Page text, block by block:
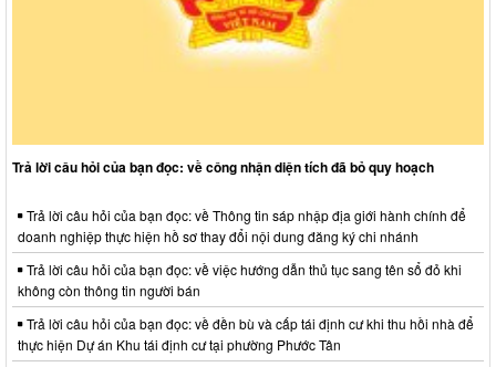
Trả lời câu hỏi của bạn đọc: về công nhận diện tích đã bỏ quy hoạch
Trả lời câu hỏi của bạn đọc: về Thông tin sáp nhập địa giới hành chính để
doanh nghiệp thực hiện hồ sơ thay đổi nội dung đăng ký chi nhánh
Trả lời câu hỏi của bạn đọc: về việc hướng dẫn thủ tục sang tên sổ đỏ khi
không còn thông tin người bán
Trả lời câu hỏi của bạn đọc: về đền bù và cấp tái định cư khi thu hồi nhà để
thực hiện Dự án Khu tái định cư tại phường Phước Tân